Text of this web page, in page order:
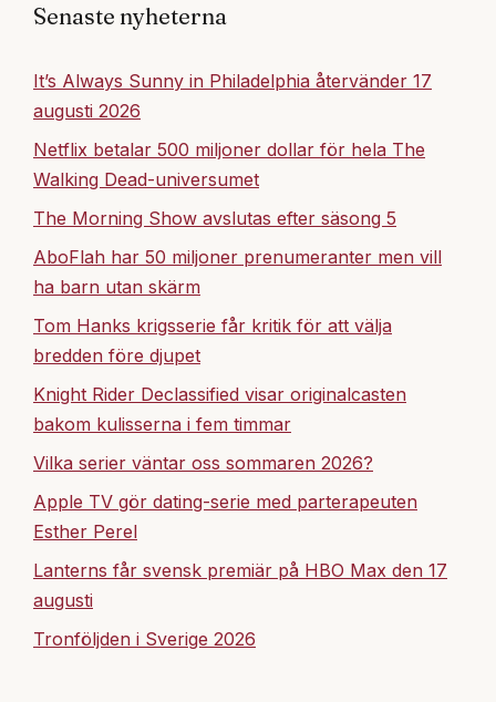
Senaste nyheterna
It’s Always Sunny in Philadelphia återvänder 17
augusti 2026
Netflix betalar 500 miljoner dollar för hela The
Walking Dead-universumet
The Morning Show avslutas efter säsong 5
AboFlah har 50 miljoner prenumeranter men vill
ha barn utan skärm
Tom Hanks krigsserie får kritik för att välja
bredden före djupet
Knight Rider Declassified visar originalcasten
bakom kulisserna i fem timmar
Vilka serier väntar oss sommaren 2026?
Apple TV gör dating-serie med parterapeuten
Esther Perel
Lanterns får svensk premiär på HBO Max den 17
augusti
Tronföljden i Sverige 2026